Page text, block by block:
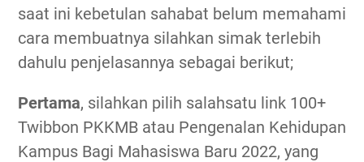
saat ini kebetulan sahabat belum memahami
cara membuatnya silahkan simak terlebih
dahulu penjelasannya sebagai berikut;
Pertama, silahkan pilih salahsatu link 100+
Twibbon PKKMB atau Pengenalan Kehidupan
Kampus Bagi Mahasiswa Baru 2022, yang